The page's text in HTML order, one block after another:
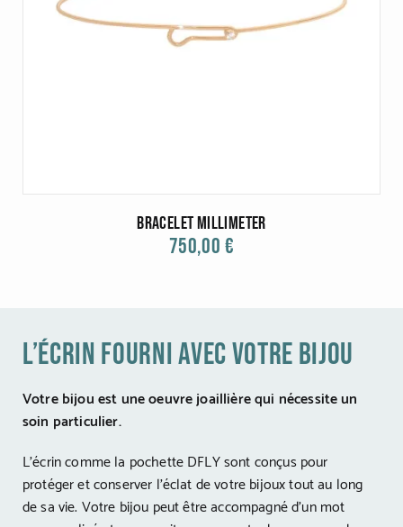
Bracelet millimeter
750,00 €
l’écrin fourni avec votre bijou
Votre bijou est une oeuvre joaillière qui nécessite un
soin particulier.
L’écrin comme la pochette DFLY sont conçus pour
protéger et conserver l’éclat de votre bijoux tout au long
de sa vie. Votre bijou peut être accompagné d’un mot